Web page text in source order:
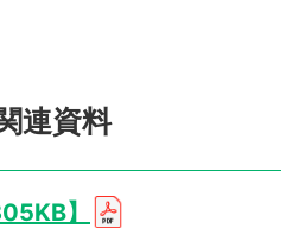
連資料
】